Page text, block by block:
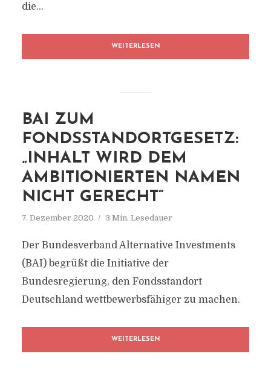
die...
WEITERLESEN
BAI ZUM
FONDSSTANDORTGESETZ:
„INHALT WIRD DEM
AMBITIONIERTEN NAMEN
NICHT GERECHT“
7. Dezember 2020 3 Min. Lesedauer
Der Bundesverband Alternative Investments
(BAI) begrüßt die Initiative der
Bundesregierung, den Fondsstandort
Deutschland wettbewerbsfähiger zu machen.
WEITERLESEN